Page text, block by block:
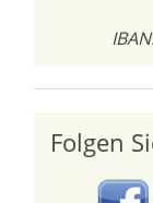
Folgen